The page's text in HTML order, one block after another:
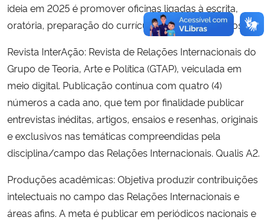
ideia em 2025 é promover oficinas ligadas à escrita,
oratória, preparação do currículo lattes, entre outros.
Revista InterAção: Revista de Relações Internacionais do
Grupo de Teoria, Arte e Política (GTAP), veiculada em
meio digital. Publicação contínua com quatro (4)
números a cada ano, que tem por finalidade publicar
entrevistas inéditas, artigos, ensaios e resenhas, originais
e exclusivos nas temáticas compreendidas pela
disciplina/campo das Relações Internacionais. Qualis A2.
Produções acadêmicas: Objetiva produzir contribuições
intelectuais no campo das Relações Internacionais e
áreas afins. A meta é publicar em periódicos nacionais e